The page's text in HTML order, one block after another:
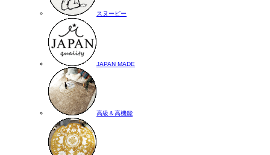
スヌーピー
JAPAN MADE
高級＆高機能